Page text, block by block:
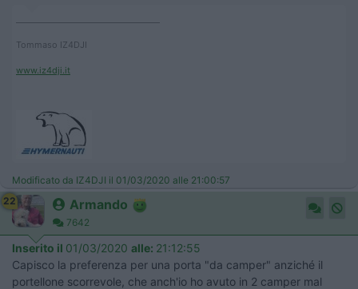
Tommaso IZ4DJI
www.iz4dji.it
Modificato da IZ4DJI il 01/03/2020 alle 21:00:57
22
Armando
7642
Inserito il 01/03/2020 alle: 21:12:55
Capisco la preferenza per una porta "da camper" anziché il
portellone scorrevole, che anch'io ho avuto in 2 camper mal